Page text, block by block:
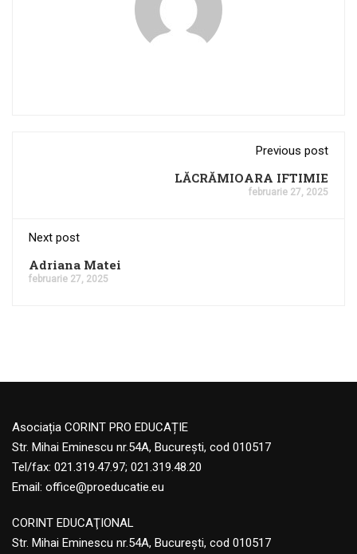
Previous post
LĂCRĂMIOARA IFTIMIE
februarie 27, 2025
Next post
Adriana Matei
februarie 27, 2025
Asociația CORINT PRO EDUCAȚIE
Str. Mihai Eminescu nr.54A, București, cod 010517
Tel/fax: 021.319.47.97; 021.319.48.20
Email: office@proeducatie.eu
CORINT EDUCAŢIONAL
Str. Mihai Eminescu nr.54A, Bucureşti, cod 010517